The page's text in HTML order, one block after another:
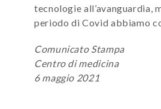
tecnologie all’avanguardia,
periodo di Covid abbiamo
Comunicato Stampa
Centro di medicina
6 maggio 2021